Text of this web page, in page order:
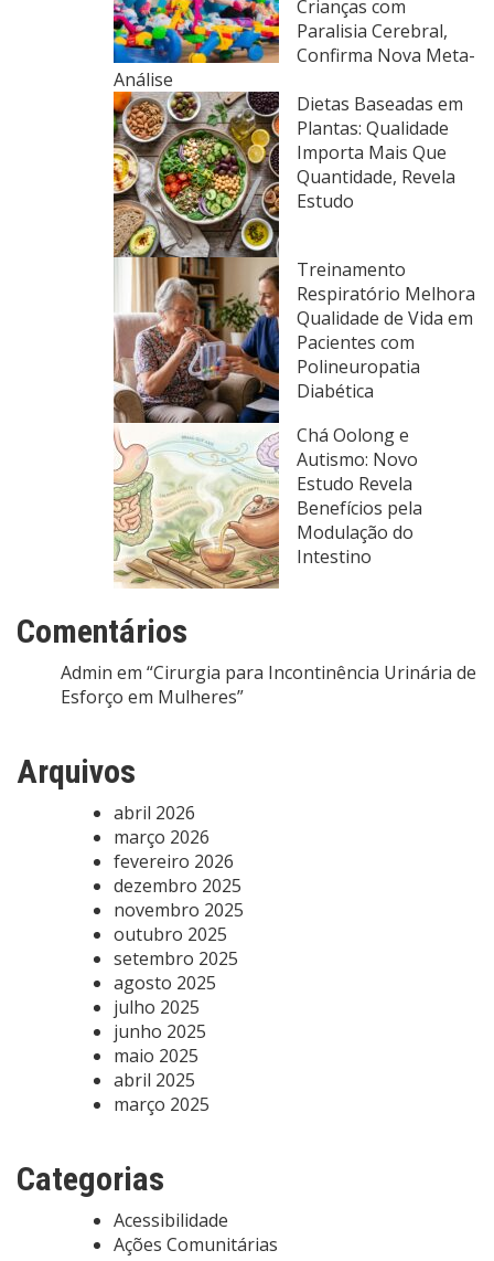
Crianças com
Paralisia Cerebral,
Confirma Nova Meta-
Análise
Dietas Baseadas em
Plantas: Qualidade
Importa Mais Que
Quantidade, Revela
Estudo
Treinamento
Respiratório Melhora
Qualidade de Vida em
Pacientes com
Polineuropatia
Diabética
Chá Oolong e
Autismo: Novo
Estudo Revela
Benefícios pela
Modulação do
Intestino
Comentários
Admin em “Cirurgia para Incontinência Urinária de
Esforço em Mulheres”
Arquivos
abril 2026
março 2026
fevereiro 2026
dezembro 2025
novembro 2025
outubro 2025
setembro 2025
agosto 2025
julho 2025
junho 2025
maio 2025
abril 2025
março 2025
Categorias
Acessibilidade
Ações Comunitárias